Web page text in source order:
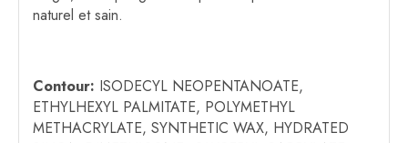
naturel et sain.
Contour: ISODECYL NEOPENTANOATE,
ETHYLHEXYL PALMITATE, POLYMETHYL
METHACRYLATE, SYNTHETIC WAX, HYDRATED